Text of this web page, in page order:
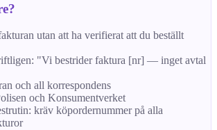
utan att ha verifierat att du beställt
"Vi bestrider faktura [nr] — inget avtal
och all korrespondens
och Konsumentverket
kräv köpordernummer på alla